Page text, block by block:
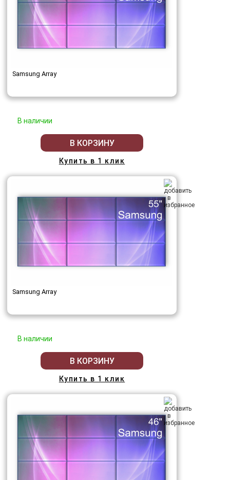
Samsung Array
В наличии
В КОРЗИНУ
Купить в 1 клик
Samsung Array
В наличии
В КОРЗИНУ
Купить в 1 клик